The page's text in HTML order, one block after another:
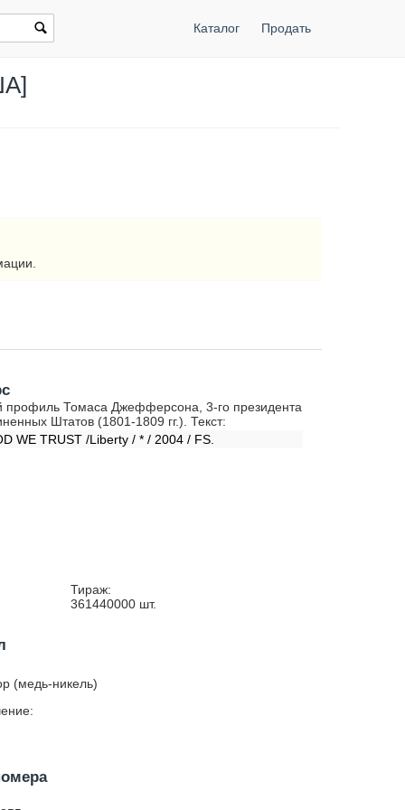
Каталог Продать
профиль Томаса Джефферсона, 3-го президента
Штатов (1801-1809 гг.). Текст:
WE TRUST /Liberty / * / 2004 / FS.
Тираж:
361440000 шт.
(медь-никель)